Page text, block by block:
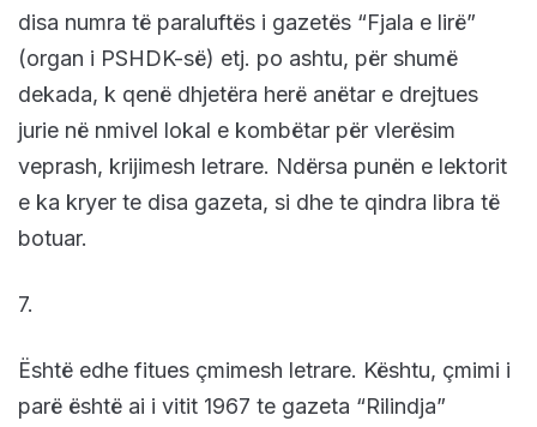
disa numra të paraluftës i gazetës “Fjala e lirë”
(organ i PSHDK-së) etj. po ashtu, për shumë
dekada, k qenë dhjetëra herë anëtar e drejtues
jurie në nmivel lokal e kombëtar për vlerësim
veprash, krijimesh letrare. Ndërsa punën e lektorit
e ka kryer te disa gazeta, si dhe te qindra libra të
botuar.
7.
Është edhe fitues çmimesh letrare. Kështu, çmimi i
parë është ai i vitit 1967 te gazeta “Rilindja”